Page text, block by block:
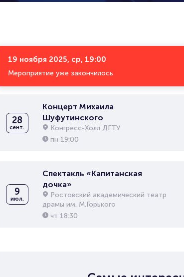
19 ноября 2025, ср, 19:00
Мероприятие уже закончилось
28
сент.
Концерт Михаила
Шуфутинского
Конгресс-Холл ДГТУ
пн 19:00
9
июл.
Спектакль «Капитанская
дочка»
Ростовский академический театр
драмы им. М.Горького
чт 18:30